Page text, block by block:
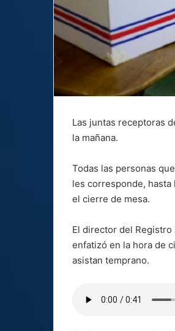
Las juntas receptoras
la mañana.
Todas las personas
les corresponde, hasta
el cierre de mesa.
El director del Registro
enfatizó en la hora de
asistan temprano.